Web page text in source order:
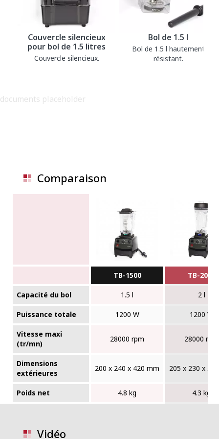
Couvercle silencieux
pour bol de 1.5 litres
Couvercle silencieux.
Bol de 1.5 l
Bol de 1.5 l hautement
résistant.
documents placeholder
Comparaison
TB-1500 TB-2000
Capacité du bol 1.5 l 2 l
Puissance totale 1200 W 1200 W
Vitesse maxi
(tr/mn)
28000 rpm 28000 rpm
Dimensions
extérieures
200 x 240 x 420 mm 205 x 230 x
Poids net 4.8 kg 4.3 kg
Vidéo